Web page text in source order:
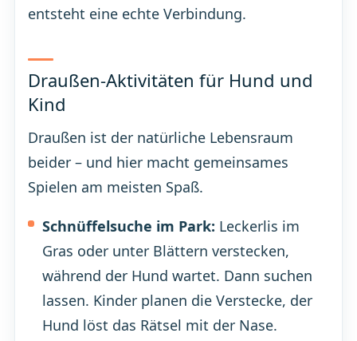
entsteht eine echte Verbindung.
Draußen-Aktivitäten für Hund und
Kind
Draußen ist der natürliche Lebensraum
beider – und hier macht gemeinsames
Spielen am meisten Spaß.
Schnüffelsuche im Park: Leckerlis im
Gras oder unter Blättern verstecken,
während der Hund wartet. Dann suchen
lassen. Kinder planen die Verstecke, der
Hund löst das Rätsel mit der Nase.